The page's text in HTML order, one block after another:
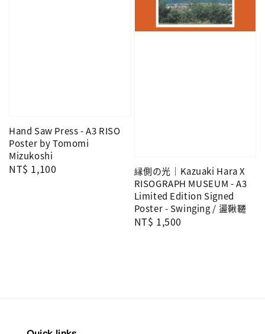
Hand Saw Press - A3 RISO
Poster by Tomomi
Mizukoshi
Regular
NT$ 1,100
縁側の光｜Kazuaki Hara X
RISOGRAPH MUSEUM - A3
Limited Edition Signed
Poster - Swinging / 盪鞦韆
Regular
NT$ 1,500